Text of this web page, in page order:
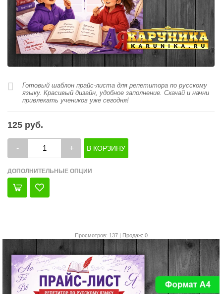
Готовый шаблон прайс-листа для репетитора по русскому
языку. Красивый дизайн, удобное заполнение. Скачай и начни
привлекать учеников уже сегодня!
125 руб.
- +
ДОПОЛНИТЕЛЬНЫЕ ОПЦИИ
Просмотров: 137 | Продаж: 0